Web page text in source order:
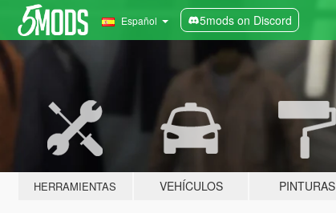
Español 5mods on Discord
HERRAMIENTAS VEHÍCULOS PINTURAS